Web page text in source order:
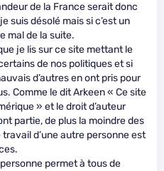
de la France serait donc
suis désolé mais si c’est un
mal de la suite.
je lis sur ce site mettant le
de nos politiques et si
d’autres en ont pris pour
Comme le dit Arkeen « Ce site
» et le droit d’auteur
partie, de plus la moindre des
d’une autre personne est
permet à tous de